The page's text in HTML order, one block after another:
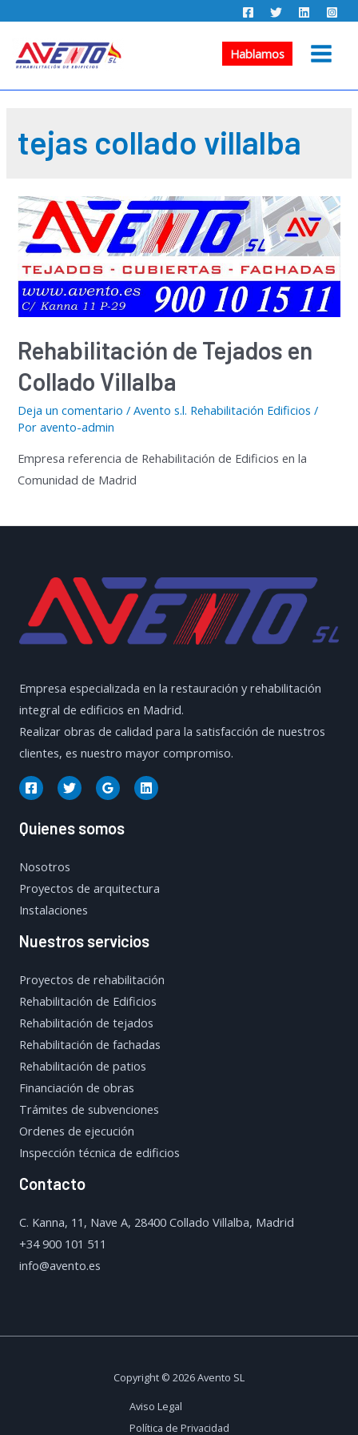
contenido
Hablamos
Main
tejas collado villalba
Rehabilitación de Tejados en
Collado Villalba
Deja un comentario /Avento s.l. Rehabilitación Edificios /
Poravento-admin
Empresa referencia de Rehabilitación de Edificios en la
Comunidad de Madrid
Empresa especializada en la restauración y rehabilitación
integral de edificios en Madrid.
Realizar obras de calidad para la satisfacción de nuestros
clientes, es nuestro mayor compromiso.
Quienes somos
Nosotros
Proyectos de arquitectura
Instalaciones
Nuestros servicios
Proyectos de rehabilitación
Rehabilitación de Edificios
Rehabilitación de tejados
Rehabilitación de fachadas
Rehabilitación de patios
Financiación de obras
Trámites de subvenciones
Ordenes de ejecución
Inspección técnica de edificios
Contacto
C. Kanna, 11, Nave A, 28400 Collado Villalba, Madrid
+34 900 101 511
info@avento.es
Copyright © 2026 Avento SL
Aviso Legal
Política de Privacidad